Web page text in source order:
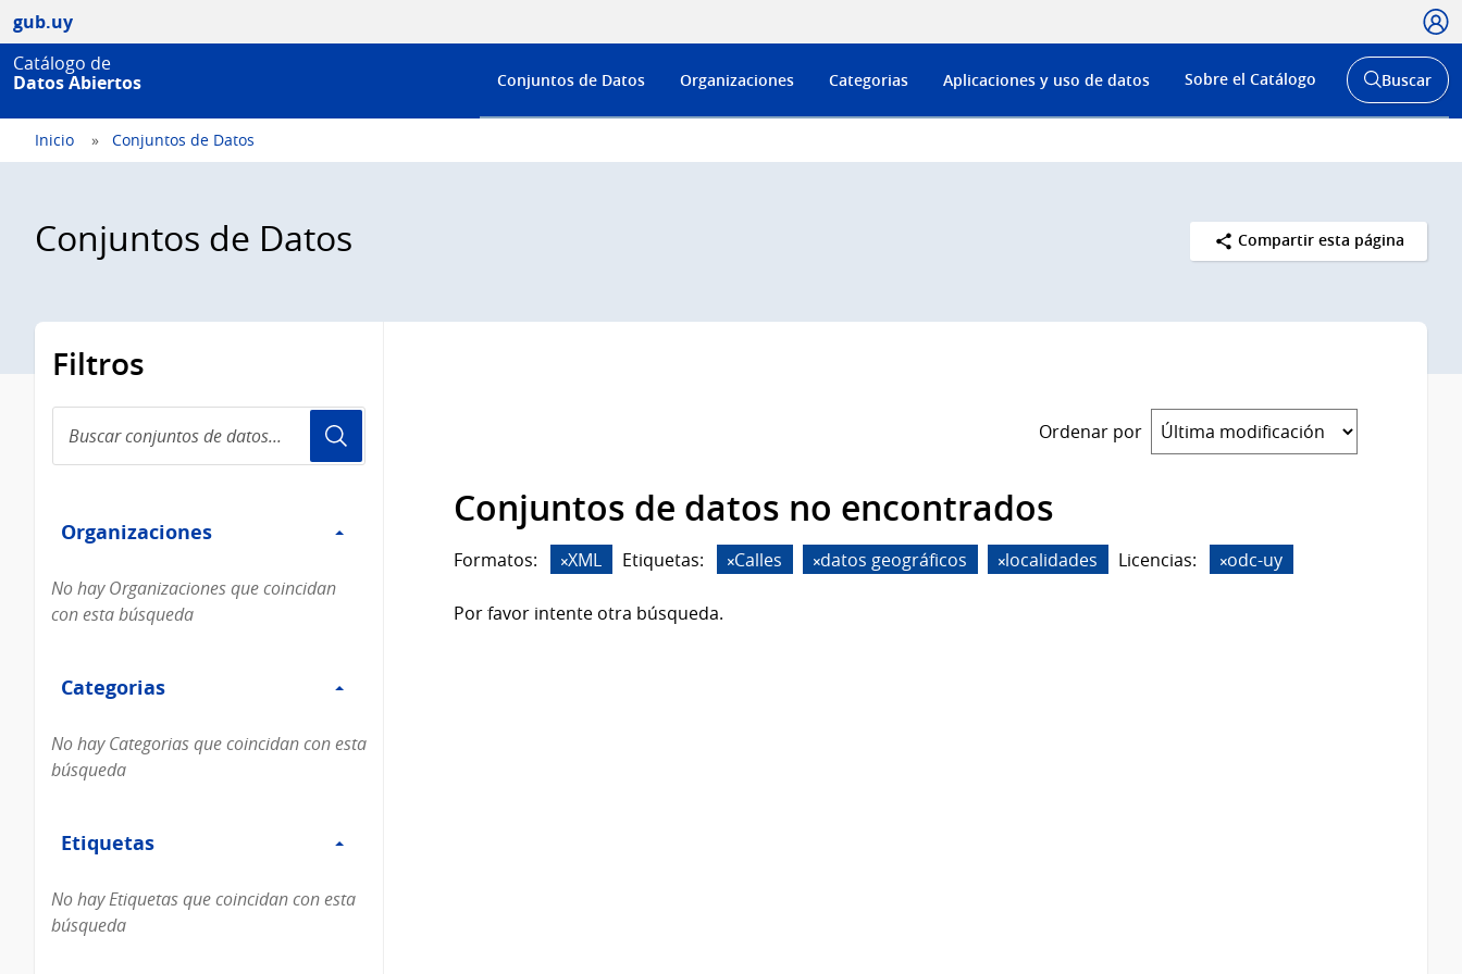
gub.uy
Catálogo de
Datos Abiertos
Menú
de
Conjuntos de Datos Organizaciones Categorias Aplicaciones y uso de datos Sobre el Catálogo
Abrir
buscador
Buscar
Inicio Conjuntos de Datos
Conjuntos de Datos Compartir esta página
Filtros
conjuntos
de
Organizaciones
Organizaciones
No hay Organizaciones que coincidan
con esta búsqueda
Categorias
Categorias
No hay Categorias que coincidan con esta
búsqueda
Etiquetas
Etiquetas
No hay Etiquetas que coincidan con esta
búsqueda
Ordenar por
Conjuntos de datos no encontrados
Formatos: XML Etiquetas: Calles datos geográficos localidades Licencias: odc-uy
Por favor intente otra búsqueda.